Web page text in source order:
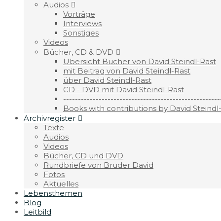
Audios
Vorträge
Interviews
Sonstiges
Videos
Bücher, CD & DVD
Übersicht Bücher von David Steindl-Rast
mit Beitrag von David Steindl-Rast
über David Steindl-Rast
CD - DVD mit David Steindl-Rast
Books with contributions by David
Archivregister
Texte
Audios
Videos
Bücher, CD und DVD
Rundbriefe von Bruder David
Fotos
Aktuelles
Lebensthemen
Blog
Leitbild